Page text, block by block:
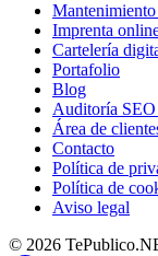
Imprenta
Cartelería
Portafolio
Blog
Auditoría SEO
Área de
Contacto
Política de
Política de
Aviso legal
© 2026